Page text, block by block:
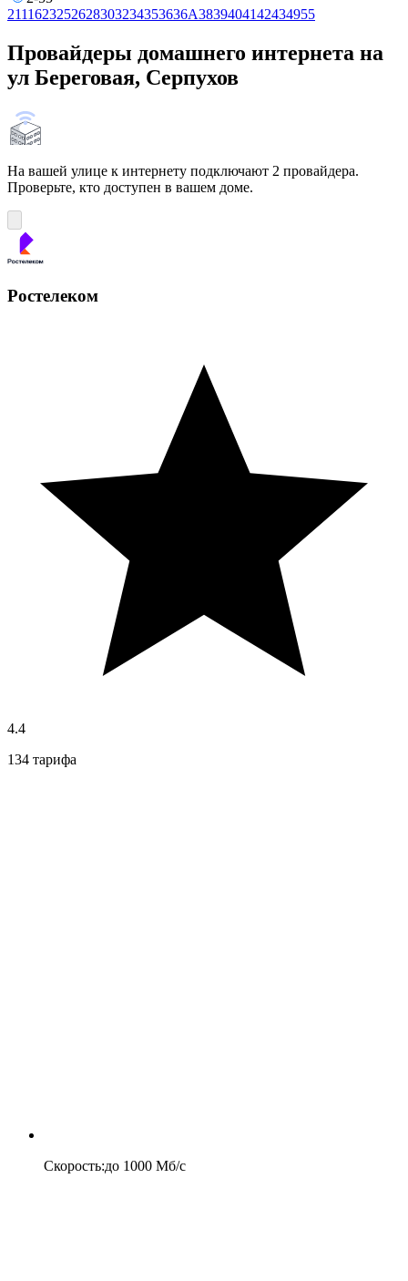
2111623252628303234353636А3839404142434955
Провайдеры домашнего интернета на
ул Береговая, Серпухов
На вашей улице к интернету подключают 2 провайдера.
Проверьте, кто доступен в вашем доме.
Ростелеком
4.4
134 тарифа
Скорость:до 1000 Мб/c